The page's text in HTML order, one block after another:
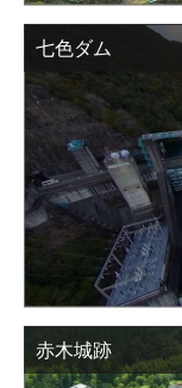
七色ダム
赤木城跡